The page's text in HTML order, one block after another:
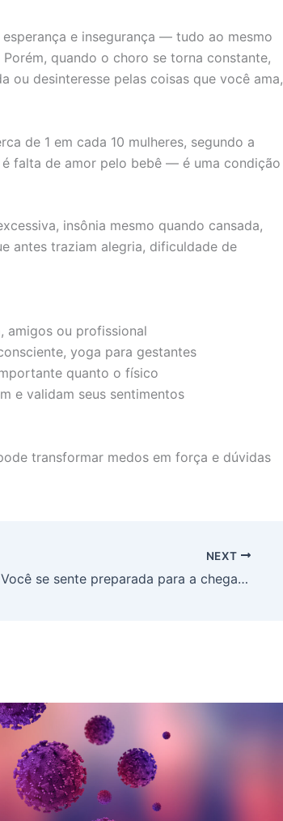
e insegurança — tudo ao mesmo
quando o choro se torna constante,
ou desinteresse pelas coisas que você ama,
de 1 em cada 10 mulheres, segundo a
falta de amor pelo bebê — é uma condição
insônia mesmo quando cansada,
antes traziam alegria, dificuldade de
ou profissional
yoga para gestantes
quanto o físico
e validam seus sentimentos
transformar medos em força e dúvidas
NEXT
Você se sente preparada para a chegada do bebê?